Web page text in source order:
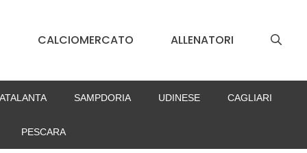
CALCIOMERCATO ALLENATORI
SAMPDORIA UDINESE CAGLIARI
PESCARA